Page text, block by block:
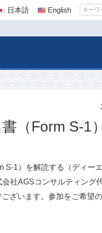
日本語 English
（Form S-1
S-1）を解読する（ディー
社AGSコンサルティング
ざいます。参加をご希望